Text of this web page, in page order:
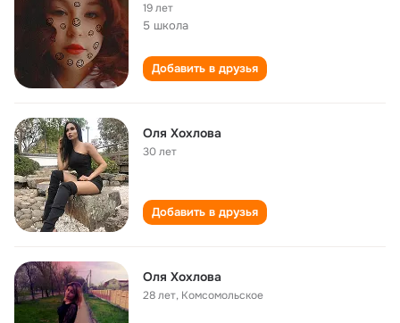
19 лет
5 школа
Добавить в друзья
Оля Хохлова
30 лет
Добавить в друзья
Оля Хохлова
28 лет, Комсомольское